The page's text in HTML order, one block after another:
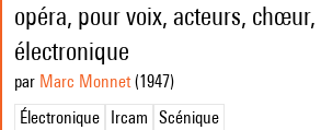
opéra, pour voix, acteurs,
électronique
par Marc Monnet(1947)
Électronique
Ircam Scénique